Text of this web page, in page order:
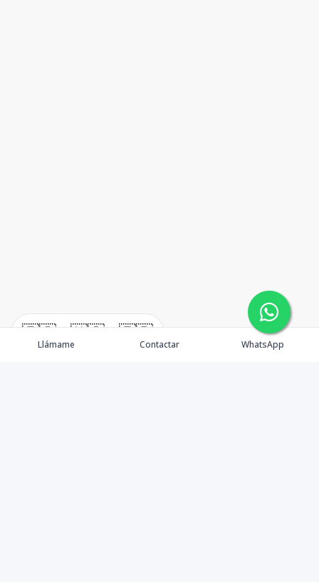
🇪🇸 🇺🇸 🇫🇷
Llámame Contactar WhatsApp